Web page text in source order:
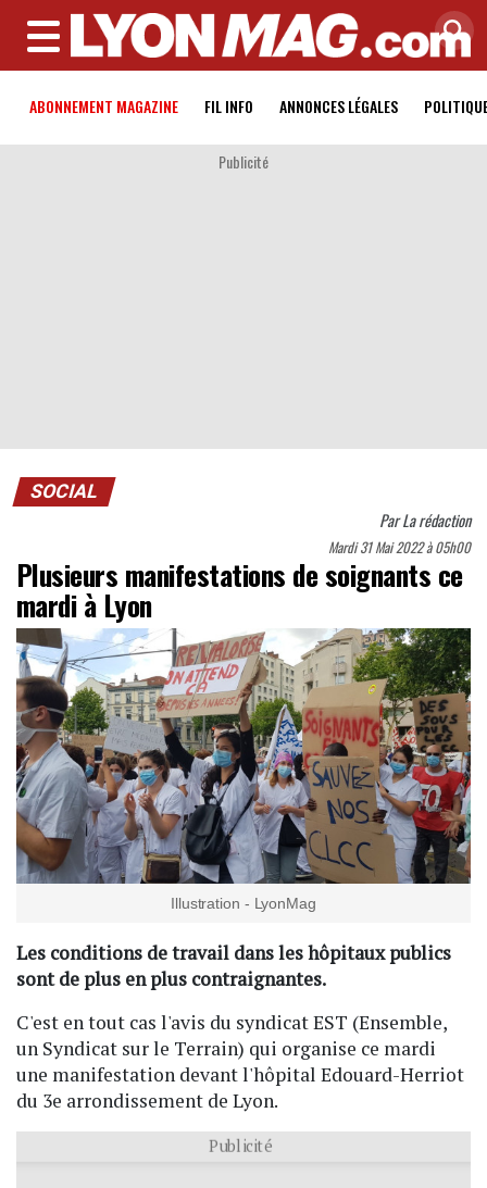
MENU
ABONNEMENT MAGAZINE FIL INFO ANNONCES LÉGALES
Publicité
SOCIAL
ParLa rédaction
Mardi 31 Mai 2022 à 05h00
Plusieurs manifestations de soignants ce
mardi à Lyon
Illustration - LyonMag
Les conditions de travail dans les hôpitaux publics
sont de plus en plus contraignantes.
C'est en tout cas l'avis du syndicat EST (Ensemble,
un Syndicat sur le Terrain) qui organise ce mardi
une manifestation devant l'hôpital Edouard-Herriot
du 3e arrondissement de Lyon.
Publicité